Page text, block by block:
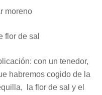
moreno
flor de sal
con un tenedor,
habremos cogido de la
la flor de sal y el